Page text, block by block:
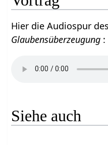
Hier die Audiospur
Glaubensüberzeugung :
Siehe auch